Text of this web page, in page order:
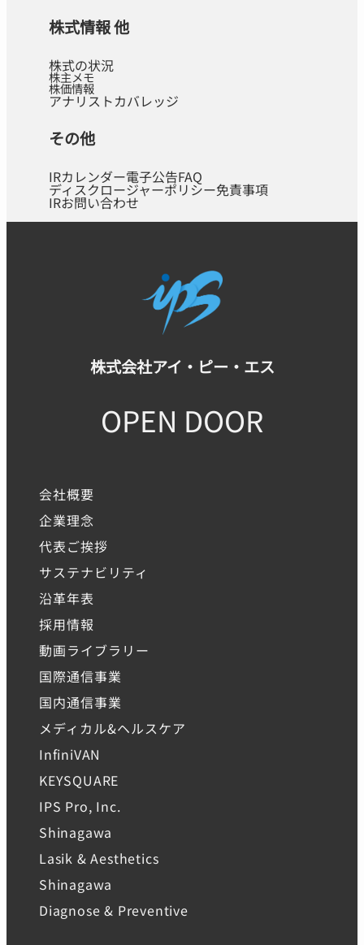
株式情報 他
株式の状況
株主メモ
株価情報
アナリストカバレッジ
その他
IRカレンダー電子公告FAQ
ディスクロージャーポリシー免責事項
IRお問い合わせ
株式会社アイ・ピー・エス
OPEN DOOR
会社概要
企業理念
代表ご挨拶
サステナビリティ
沿革年表
採用情報
動画ライブラリー
国際通信事業
国内通信事業
メディカル&ヘルスケア
InfiniVAN
KEYSQUARE
IPS Pro, Inc.
Shinagawa
Lasik & Aesthetics
Shinagawa
Diagnose & Preventive